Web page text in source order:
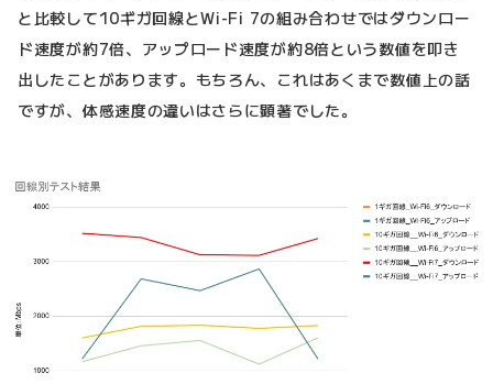
と比較して10ギガ回線とWi-Fi 7の組み合わせではダウンロー
ド速度が約7倍、アップロード速度が約8倍という数値を叩き
出したことがあります。もちろん、これはあくまで数値上の話
ですが、体感速度の違いはさらに顕著でした。